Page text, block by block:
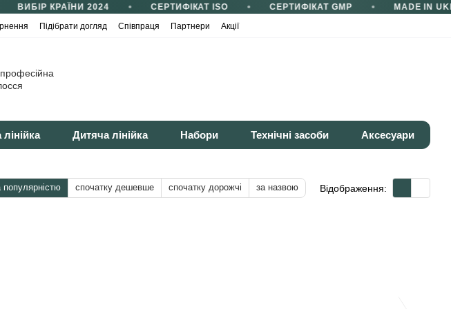
ВИБІР КРАЇНИ 2024 СЕРТИФІКАТ ISO СЕРТИФІКАТ GMP
MADE IN
Підібрати догляд Співпраця Партнери
Акції
Дитяча лінійка Набори Технічні засоби Аксесуари
популярністю спочатку дешевше спочатку дорожчі за назвою Відображення: